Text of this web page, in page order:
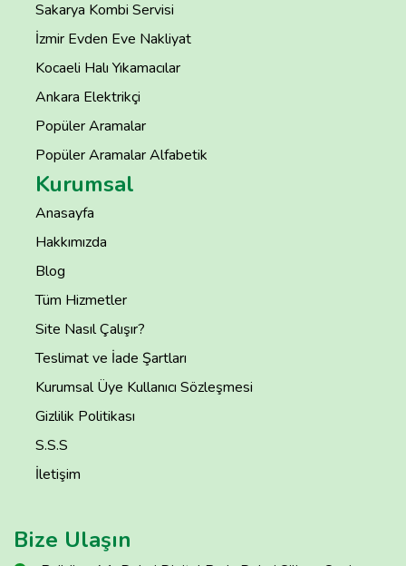
Sakarya Kombi Servisi
İzmir Evden Eve Nakliyat
Kocaeli Halı Yıkamacılar
Ankara Elektrikçi
Popüler Aramalar
Popüler Aramalar Alfabetik
Kurumsal
Anasayfa
Hakkımızda
Blog
Tüm Hizmetler
Site Nasıl Çalışır?
Teslimat ve İade Şartları
Kurumsal Üye Kullanıcı Sözleşmesi
Gizlilik Politikası
S.S.S
İletişim
Bize Ulaşın